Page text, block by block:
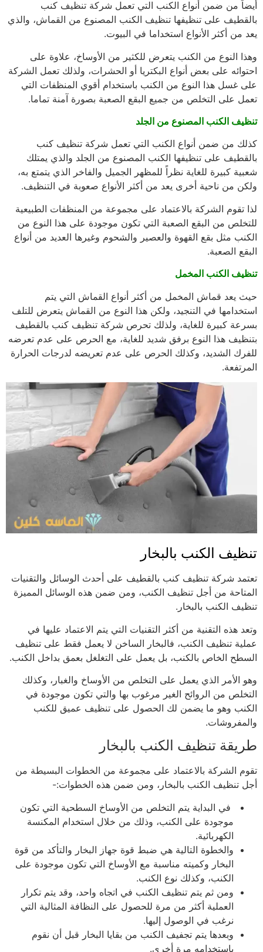
أيضاً من ضمن أنواع الكنب التي تعمل شركة تنظيف كنب
بالقطيف على تنظيفها تنظيف الكنب المصنوع من القماش، والذي
يعد من أكثر الأنواع استخداما في البيوت.
وهذا النوع من الكنب يتعرض للكثير من الأوساخ، علاوة على
احتوائه على بعض أنواع البكتريا أو الحشرات، ولذلك تعمل الشركة
على غسل هذا النوع من الكنب باستخدام أقوي المنظفات التي
تعمل على التخلص من جميع البقع الصعبة بصورة آمنة تماما.
تنظيف الكنب المصنوع من الجلد
كذلك من ضمن أنواع الكنب التي تعمل شركة تنظيف كنب
بالقطيف على تنظيفها الكنب المصنوع من الجلد والذي يمتلك
شعبية كبيرة للغاية نظراً للمظهر الجميل والفاخر الذي يتمتع به،
ولكن من ناحية أخرى يعد من أكثر الأنواع صعوبة في التنظيف.
لذا تقوم الشركة بالاعتماد على مجموعة من المنظفات الطبيعية
للتخلص من البقع الصعبة التي تكون موجودة على هذا النوع من
الكنب مثل بقع القهوة والعصير والشحوم وغيرها العديد من أنواع
البقع الصعبة.
تنظيف الكنب المخمل
حيث يعد قماش المخمل من أكثر أنواع القماش التي يتم
استخدامها في التنجيد، ولكن هذا النوع من القماش يتعرض للتلف
بسرعة كبيرة للغاية، ولذلك تحرص شركة تنظيف كنب بالقطيف
بتنظيف هذا النوع برفق شديد للغاية، مع الحرص على عدم تعرضه
للفرك الشديد، وكذلك الحرص على عدم تعريضه لدرجات الحرارة
المرتفعة.
تنظيف الكنب بالبخار
تعتمد شركة تنظيف كنب بالقطيف على أحدث الوسائل والتقنيات
المتاحة من أجل تنظيف الكنب، ومن ضمن هذه الوسائل المميزة
تنظيف الكنب بالبخار.
وتعد هذه التقنية من أكثر التقنيات التي يتم الاعتماد عليها في
عملية تنظيف الكنب، فالبخار الساخن لا يعمل فقط على تنظيف
السطح الخاص بالكنب، بل يعمل على التغلغل بعمق بداخل الكنب.
وهو الأمر الذي يعمل على التخلص من الأوساخ والغبار، وكذلك
التخلص من الروائح الغير مرغوب بها والتي تكون موجودة في
الكنب وهو ما يضمن لك الحصول على تنظيف عميق للكنب
والمفروشات.
طريقة تنظيف الكنب بالبخار
تقوم الشركة بالاعتماد على مجموعة من الخطوات البسيطة من
أجل تنظيف الكنب بالبخار، ومن ضمن هذه الخطوات:-
في البداية يتم التخلص من الأوساخ السطحية التي تكون
موجودة على الكنب، وذلك من خلال استخدام المكنسة
الكهربائية.
والخطوة التالية هي ضبط قوة جهاز البخار والتأكد من قوة
البخار وكميته مناسبة مع الأوساخ التي تكون موجودة على
الكنب، وكذلك نوع الكنب.
ومن ثم يتم تنظيف الكنب في اتجاه واحد، وقد يتم تكرار
العملية أكثر من مرة للحصول على النظافة المثالية التي
نرغب في الوصول إليها.
وبعدها يتم تجفيف الكنب من بقايا البخار قبل أن نقوم
باستخدامه مرة أخرى.